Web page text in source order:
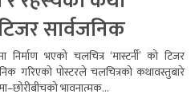
सार्वजनिक
भएको चलचित्र ‘मास्टर्नी’ को टिजर
गरिएको पोस्टरले चलचित्रको कथावस्तुबारे
भावनात्मक...